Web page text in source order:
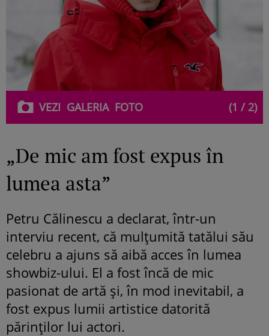
VEZI GALERIAFOTO (1 / 2)
„De mic am fost expus în
lumea asta”
Petru Călinescu a declarat, într-un
interviu recent, că mulțumită tatălui său
celebru a ajuns să aibă acces în lumea
showbiz-ului. El a fost încă de mic
pasionat de artă și, în mod inevitabil, a
fost expus lumii artistice datorită
părinților lui actori.